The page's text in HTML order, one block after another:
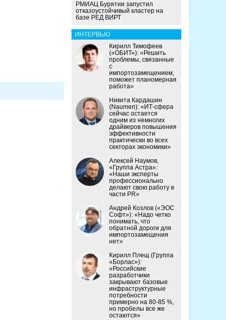
РМИАЦ Бурятии запустил
отказоустойчивый кластер на
базе РЕД ВИРТ
ИНТЕРВЬЮ
Кирилл Тимофеев
(«ОБИТ»): «Решить
проблемы, связанные
с
импортозамещением,
поможет планомерная
работа»
Никита Кардашин
(Naumen): «ИТ-сфера
сейчас остается
одним из немногих
драйверов повышения
эффективности
практически во всех
секторах экономики»
Алексей Наумов,
«Группа Астра»:
«Наши эксперты
профессионально
делают свою работу в
части PR»
Андрей Козлов («ЭОС
Софт»): «Надо четко
понимать, что
обратной дороги для
импортозамещения
нет»
Кирилл Плещ (Группа
«Борлас»):
«Российские
разработчики
закрывают базовые
инфраструктурные
потребности
примерно на 80-85 %,
но пробелы все же
остаются»